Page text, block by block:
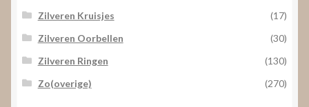
Zilveren Kruisjes
(17)
Zilveren Oorbellen
(30)
Zilveren Ringen
(130)
Zo(overige)
(270)